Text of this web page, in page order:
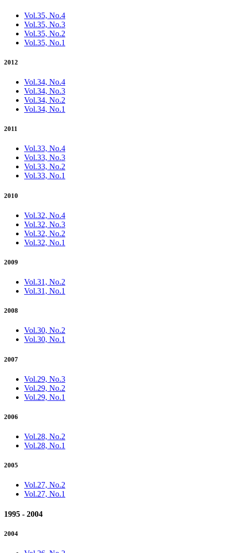
Vol.35, No.4
Vol.35, No.3
Vol.35, No.2
Vol.35, No.1
2012
Vol.34, No.4
Vol.34, No.3
Vol.34, No.2
Vol.34, No.1
2011
Vol.33, No.4
Vol.33, No.3
Vol.33, No.2
Vol.33, No.1
2010
Vol.32, No.4
Vol.32, No.3
Vol.32, No.2
Vol.32, No.1
2009
Vol.31, No.2
Vol.31, No.1
2008
Vol.30, No.2
Vol.30, No.1
2007
Vol.29, No.3
Vol.29, No.2
Vol.29, No.1
2006
Vol.28, No.2
Vol.28, No.1
2005
Vol.27, No.2
Vol.27, No.1
1995 - 2004
2004